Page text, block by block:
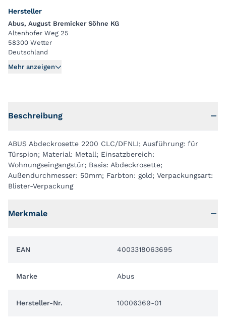
Hersteller
Abus, August Bremicker Söhne KG
Altenhofer Weg 25
58300 Wetter
Deutschland
Mehr anzeigen
Beschreibung
ABUS Abdeckrosette 2200 CLC/DFNLI; Ausführung: für
Türspion; Material: Metall; Einsatzbereich:
Wohnungseingangstür; Basis: Abdeckrosette;
Außendurchmesser: 50mm; Farbton: gold; Verpackungsart:
Blister-Verpackung
Merkmale
EAN 4003318063695
Marke Abus
Hersteller-Nr. 10006369-01